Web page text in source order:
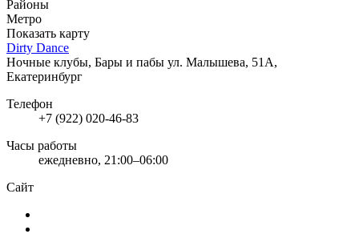
Районы
Метро
Показать карту
Dirty Dance
Ночные клубы, Бары и пабы ул. Малышева, 51А,
Екатеринбург
Телефон
+7 (922) 020-46-83
Часы работы
ежедневно, 21:00–06:00
Сайт